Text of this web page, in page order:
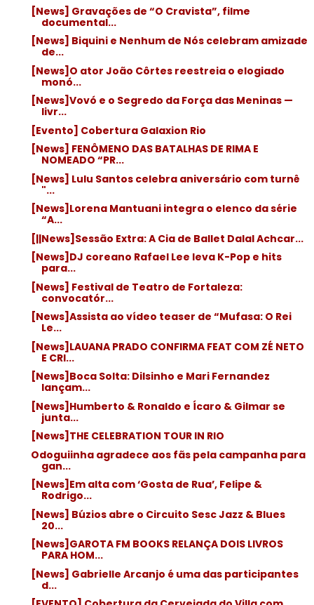
[News] Gravações de “O Cravista”, filme
documental...
[News] Biquini e Nenhum de Nós celebram amizade
de...
[News]O ator João Côrtes reestreia o elogiado
monó...
[News]Vovó e o Segredo da Força das Meninas —
livr...
[Evento] Cobertura Galaxion Rio
[News] FENÔMENO DAS BATALHAS DE RIMA E
NOMEADO “PR...
[News] Lulu Santos celebra aniversário com turnê
"...
[News]Lorena Mantuani integra o elenco da série
“A...
[||News]Sessão Extra: A Cia de Ballet Dalal Achcar...
[News]DJ coreano Rafael Lee leva K-Pop e hits
para...
[News] Festival de Teatro de Fortaleza:
convocatór...
[News]Assista ao vídeo teaser de “Mufasa: O Rei
Le...
[News]LAUANA PRADO CONFIRMA FEAT COM ZÉ NETO
E CRI...
[News]Boca Solta: Dilsinho e Mari Fernandez
lançam...
[News]Humberto & Ronaldo e Ícaro & Gilmar se
junta...
[News]THE CELEBRATION TOUR IN RIO
Odoguiinha agradece aos fãs pela campanha para
gan...
[News]Em alta com ‘Gosta de Rua’, Felipe &
Rodrigo...
[News] Búzios abre o Circuito Sesc Jazz & Blues
20...
[News]GAROTA FM BOOKS RELANÇA DOIS LIVROS
PARA HOM...
[News] Gabrielle Arcanjo é uma das participantes
d...